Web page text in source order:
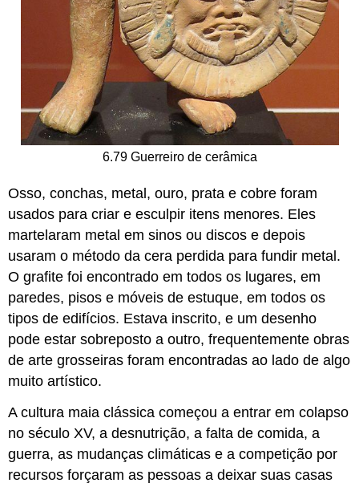
6.79 Guerreiro de cerâmica
Osso, conchas, metal, ouro, prata e cobre foram
usados para criar e esculpir itens menores. Eles
martelaram metal em sinos ou discos e depois
usaram o método da cera perdida para fundir metal.
O grafite foi encontrado em todos os lugares, em
paredes, pisos e móveis de estuque, em todos os
tipos de edifícios. Estava inscrito, e um desenho
pode estar sobreposto a outro, frequentemente obras
de arte grosseiras foram encontradas ao lado de algo
muito artístico.
A cultura maia clássica começou a entrar em colapso
no século XV, a desnutrição, a falta de comida, a
guerra, as mudanças climáticas e a competição por
recursos forçaram as pessoas a deixar suas casas